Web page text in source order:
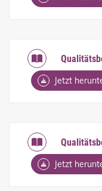
Jetzt
Jetzt